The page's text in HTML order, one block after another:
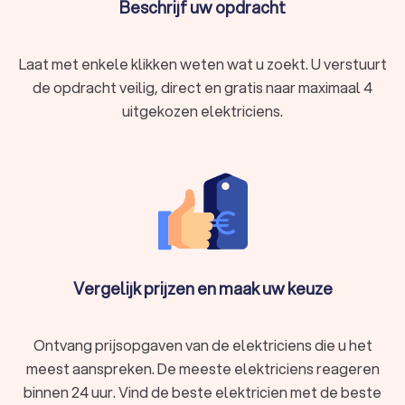
Beschrijf uw opdracht
Laat met enkele klikken weten wat u zoekt. U verstuurt
de opdracht veilig, direct en gratis naar maximaal 4
uitgekozen elektriciens.
Vergelijk prijzen en maak uw keuze
Ontvang prijsopgaven van de elektriciens die u het
meest aanspreken. De meeste elektriciens reageren
binnen 24 uur. Vind de beste elektricien met de beste